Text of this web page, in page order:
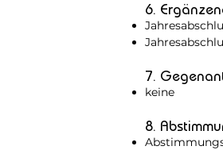
6.
7.
keine
8.